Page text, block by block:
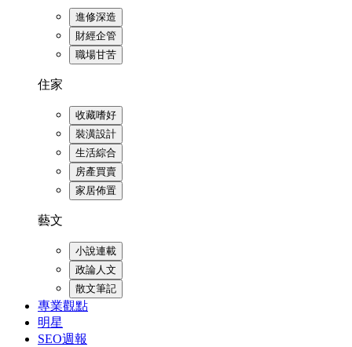
進修深造
財經企管
職場甘苦
住家
收藏嗜好
裝潢設計
生活綜合
房產買賣
家居佈置
藝文
小說連載
政論人文
散文筆記
專業觀點
明星
SEO週報